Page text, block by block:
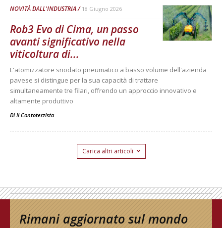
NOVITÀ DALL'INDUSTRIA 18 Giugno 2026
Rob3 Evo di Cima, un passo
avanti significativo nella
viticoltura di...
L'atomizzatore snodato pneumatico a basso volume dell'azienda
pavese si distingue per la sua capacità di trattare
simultaneamente tre filari, offrendo un approccio innovativo e
altamente produttivo
Di Il Contoterzista
Carica altri articoli
Rimani aggiornato sul mondo